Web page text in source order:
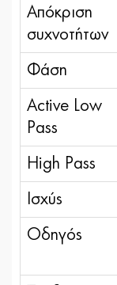
Απόκριση
συχνοτήτων
Φάση
Αctive Low
Pass
High Pass
Ισχύς
Οδηγός